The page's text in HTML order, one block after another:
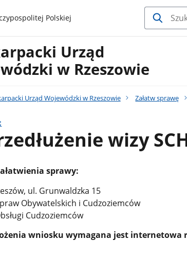
Polskiej
Urząd
w Rzeszowie
Urząd Wojewódzki w Rzeszowie Załatw sprawę
wizy
sprawy:
ul. Grunwaldzka 15
Obywatelskich i Cudzoziemców
Cudzoziemców
wniosku wymagana jest internetowa